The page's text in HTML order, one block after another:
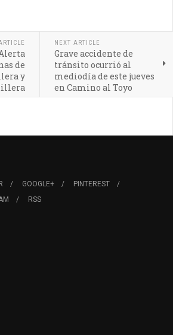
de
y
NEXT ARTICLE
Grave accidente de
tránsito ocurrió al
mediodía de este jueves
en Camino al Toyo
GOOGLE+
PINTEREST
RSS